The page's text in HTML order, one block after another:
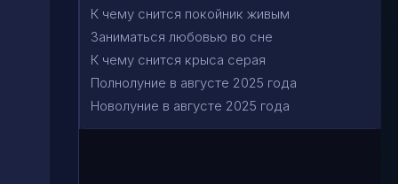
К чему снится покойник живым
Заниматься любовью во сне
К чему снится крыса серая
Полнолуние в августе 2025 года
Новолуние в августе 2025 года